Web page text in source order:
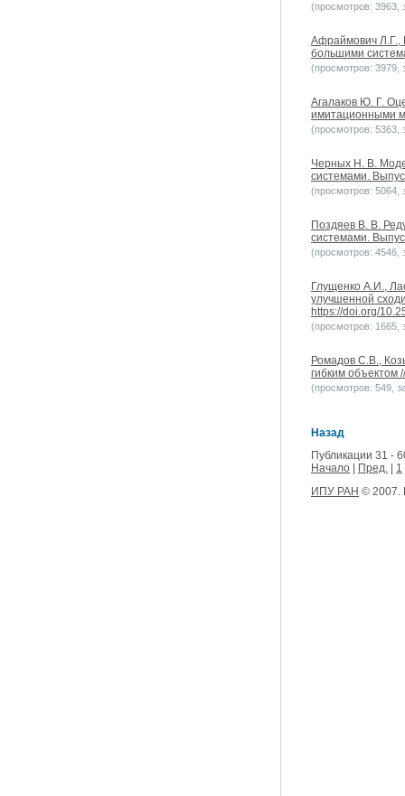
(просмотров: 3963,
Афраймович Л.Г.,
большими
(просмотров: 3979,
Агалаков Ю. Г.
имитационными
(просмотров: 5363,
Черных Н. В.
системами.
(просмотров: 5064,
Поздяев В. В.
системами.
(просмотров: 4546,
Глущенко А.И.,
улучшенной
https://doi.org/
(просмотров: 1665,
Ромадов С.В.,
гибким объектом
(просмотров: 549,
Назад
Публикации 31 -
Начало
Пред.
1
ИПУ РАН © 2007.